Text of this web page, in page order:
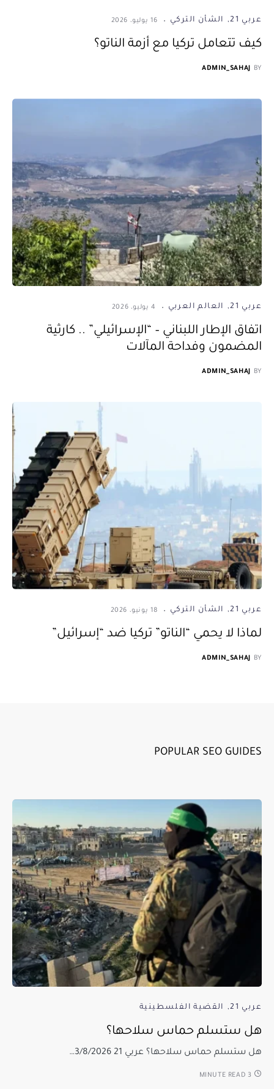
عربي 21 الشأن التركي 16 يوليو، 2026
كيف تتعامل تركيا مع أزمة الناتو؟
BY
ADMIN_SAHAJ
عربي 21 العالم العربي 4 يوليو، 2026
اتفاق الإطار اللبناني – “الإسرائيلي” .. كارثية
المضمون وفداحة المآلات
BY
ADMIN_SAHAJ
عربي 21 الشأن التركي 18 يونيو، 2026
لماذا لا يحمي “الناتو” تركيا ضد “إسرائيل”
BY
ADMIN_SAHAJ
POPULAR SEO GUIDES
عربي 21 القضية الفلسطينية
هل ستسلم حماس سلاحها؟
هل ستسلم حماس سلاحها؟ عربي 21 3/8/2026…
3 MINUTE READ